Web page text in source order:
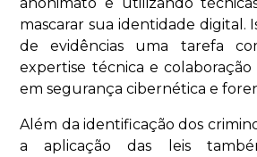
mascarar sua identidade digital.
de evidências uma tarefa
expertise técnica e colaboração
em segurança cibernética e
Além da identificação dos
a aplicação das leis